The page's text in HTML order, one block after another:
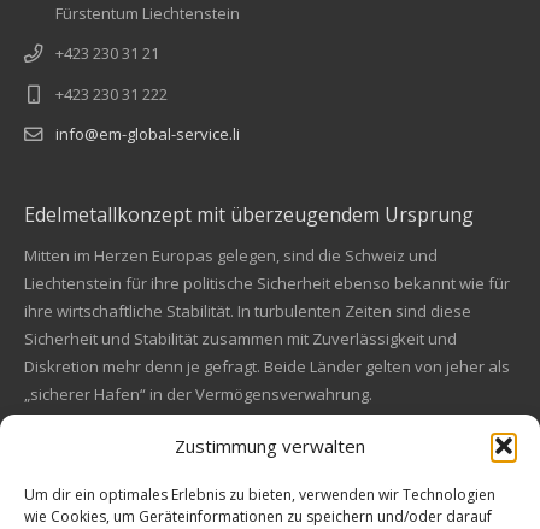
Zustimmung verwalten
Um dir ein optimales Erlebnis zu bieten, verwenden wir Technologien
wie Cookies, um Geräteinformationen zu speichern und/oder darauf
Fürstentum Liechtenstein
+423 230 31 21
+423 230 31 222
info@em-global-service.li
Edelmetallkonzept mit überzeugendem Ursprung
Mitten im Herzen Europas gelegen, sind die Schweiz und
Liechtenstein für ihre politische Sicherheit ebenso bekannt wie für
ihre wirtschaftliche Stabilität. In turbulenten Zeiten sind diese
Sicherheit und Stabilität zusammen mit Zuverlässigkeit und
Diskretion mehr denn je gefragt. Beide Länder gelten von jeher als
„sicherer Hafen“ in der Vermögensverwahrung.
Financial concept of convincing origin
Located in the heart of Europe, Switzerland and Liechtenstein are
also known for their political safety as for their economic stability.